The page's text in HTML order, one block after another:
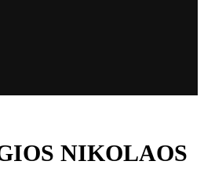
NIKOLAOS